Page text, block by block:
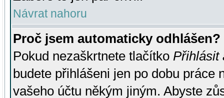
Návrat nahoru
Proč jsem automaticky odhlášen?
Pokud nezaškrtnete tlačítko Přihlásit
budete přihlášeni jen po dobu práce
vašeho účtu někým jiným. Abyste